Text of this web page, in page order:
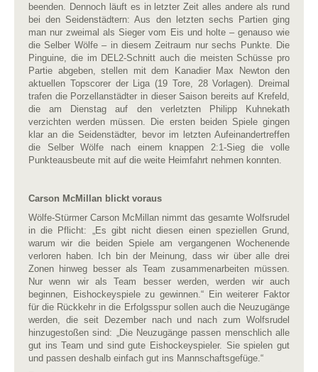
beenden. Dennoch läuft es in letzter Zeit alles andere als rund
bei den Seidenstädtern: Aus den letzten sechs Partien ging
man nur zweimal als Sieger vom Eis und holte – genauso wie
die Selber Wölfe – in diesem Zeitraum nur sechs Punkte. Die
Pinguine, die im DEL2-Schnitt auch die meisten Schüsse pro
Partie abgeben, stellen mit dem Kanadier Max Newton den
aktuellen Topscorer der Liga (19 Tore, 28 Vorlagen). Dreimal
trafen die Porzellanstädter in dieser Saison bereits auf Krefeld,
die am Dienstag auf den verletzten Philipp Kuhnekath
verzichten werden müssen. Die ersten beiden Spiele gingen
klar an die Seidenstädter, bevor im letzten Aufeinandertreffen
die Selber Wölfe nach einem knappen 2:1-Sieg die volle
Punkteausbeute mit auf die weite Heimfahrt nehmen konnten.
Carson McMillan blickt voraus
Wölfe-Stürmer Carson McMillan nimmt das gesamte Wolfsrudel
in die Pflicht: „Es gibt nicht diesen einen speziellen Grund,
warum wir die beiden Spiele am vergangenen Wochenende
verloren haben. Ich bin der Meinung, dass wir über alle drei
Zonen hinweg besser als Team zusammenarbeiten müssen.
Nur wenn wir als Team besser werden, werden wir auch
beginnen, Eishockeyspiele zu gewinnen.“ Ein weiterer Faktor
für die Rückkehr in die Erfolgsspur sollen auch die Neuzugänge
werden, die seit Dezember nach und nach zum Wolfsrudel
hinzugestoßen sind: „Die Neuzugänge passen menschlich alle
gut ins Team und sind gute Eishockeyspieler. Sie spielen gut
und passen deshalb einfach gut ins Mannschaftsgefüge.“